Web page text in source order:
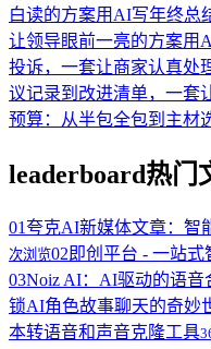
白读的方案用AI写年终总
让领导眼前一亮的方案用
投诉，一套让商家认真处
议记录到改进清单，一套
预算：从半包全包到主材
leaderboard热门
01夸克AI新媒体文章：智
次浏览02 即创平台 - 一站
03Noiz AI：AI驱动的语音
锁AI角色故事聊天的奇妙
本转语音和声音克隆工具